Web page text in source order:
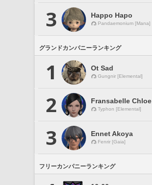
3 Happo Hapo
Pandaemonium [Mana]
グランドカンパニーランキング
1 Ot Sad
Gungnir [Elemental]
2 Fransabelle Chloe
Typhon [Elemental]
3 Ennet Akoya
Fenrir [Gaia]
フリーカンパニーランキング